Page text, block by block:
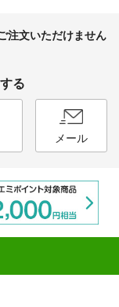
注文いただけません
る
メール